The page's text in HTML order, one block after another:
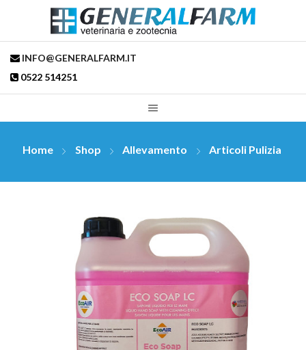
INFO@GENERALFARM.IT
0522 514251
Home Shop Allevamento Articoli Pulizia